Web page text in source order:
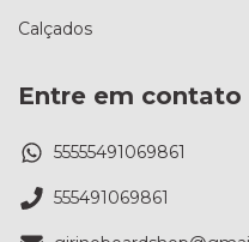
Calçados
Entre em contato
55555491069861
555491069861